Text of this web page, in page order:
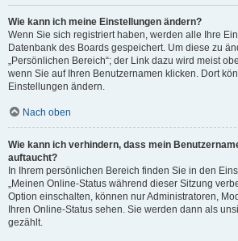
Wie kann ich meine Einstellungen ändern?
Wenn Sie sich registriert haben, werden alle Ihre
Datenbank des Boards gespeichert. Um diese zu
„Persönlichen Bereich“; der Link dazu wird meist
wenn Sie auf Ihren Benutzernamen klicken. Dort
Einstellungen ändern.
Nach oben
Wie kann ich verhindern, dass mein
auftaucht?
In Ihrem persönlichen Bereich finden Sie in den
„Meinen Online-Status während dieser Sitzung
Option einschalten, können nur Administratoren,
Ihren Online-Status sehen. Sie werden dann als
gezählt.